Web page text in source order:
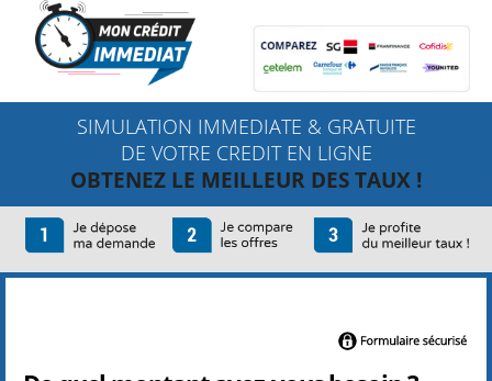
SIMULATION IMMEDIATE & GRATUITE
DE VOTRE CREDIT EN LIGNE
OBTENEZ LE MEILLEUR DES TAUX !